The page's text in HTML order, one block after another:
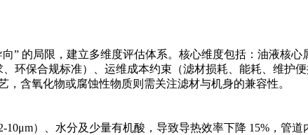
” 的局限，建立多维度评估体系。核心维度包括：油液核
环保合规标准）、运维成本约束（滤材损耗、能耗、维护
含氧化物或腐蚀性物质则需关注滤材与机身的兼容性。
）、水分及少量有机酸，导致导热效率下降 15%，管